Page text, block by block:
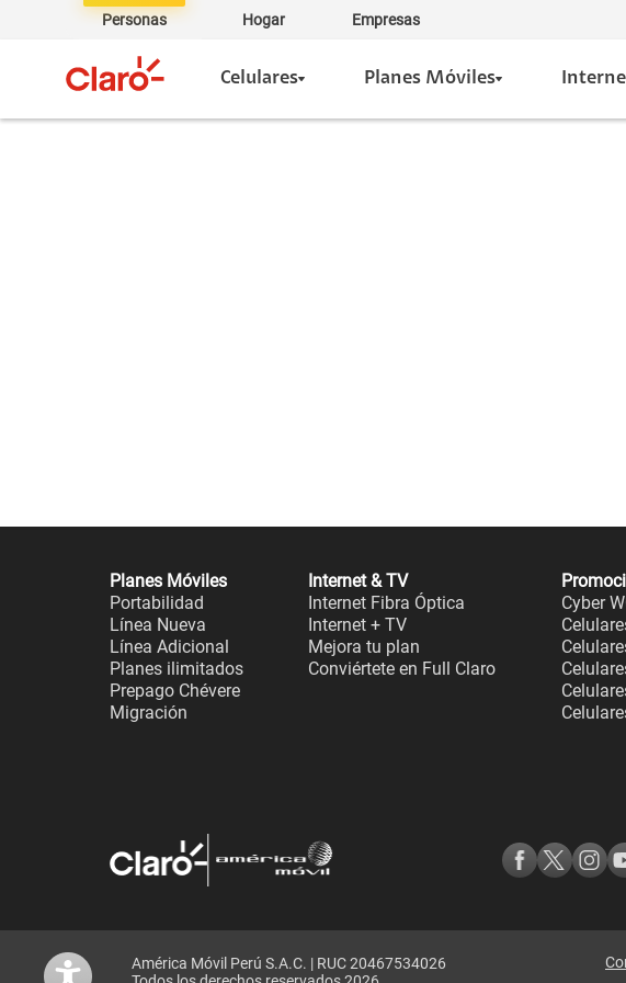
Personas Hogar Empresas
Celulares Planes Móviles
Planes Móviles
Portabilidad
Línea Nueva
Línea Adicional
Planes ilimitados
Prepago Chévere
Migración
Internet & TV
Internet Fibra Óptica
Internet + TV
Mejora tu plan
Conviértete en Full Claro
Cyber
América Móvil Perú S.A.C. | RUC 20467534026